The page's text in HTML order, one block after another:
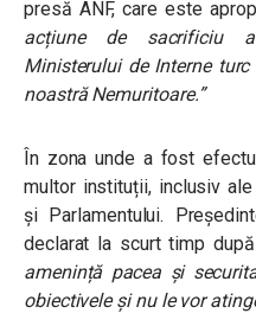
presă ANF, care este
acțiune de sacrificiu
Ministerului de Interne
noastră Nemuritoare.”
În zona unde a fost
multor instituții, inclusiv
și Parlamentului.
declarat la scurt timp
amenință pacea și
obiectivele și nu le vor